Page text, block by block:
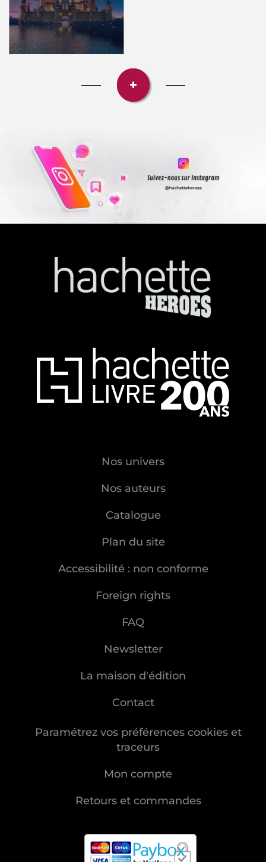
Nos univers
Nos auteurs
Catalogue
Plan du site
Accessibilité : non conforme
Foreign rights
FAQ
Newsletter
La maison d'édition
Contact
Paramétrez vos préférences cookies et
traceurs
Mon compte
Retours et commandes